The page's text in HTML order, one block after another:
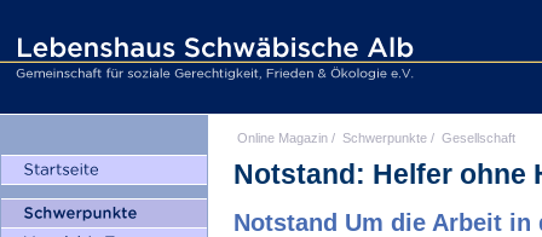
Online Magazin / Schwerpunkte / Gesellschaft
Notstand: Helfer ohne
Notstand Um die Arbeit